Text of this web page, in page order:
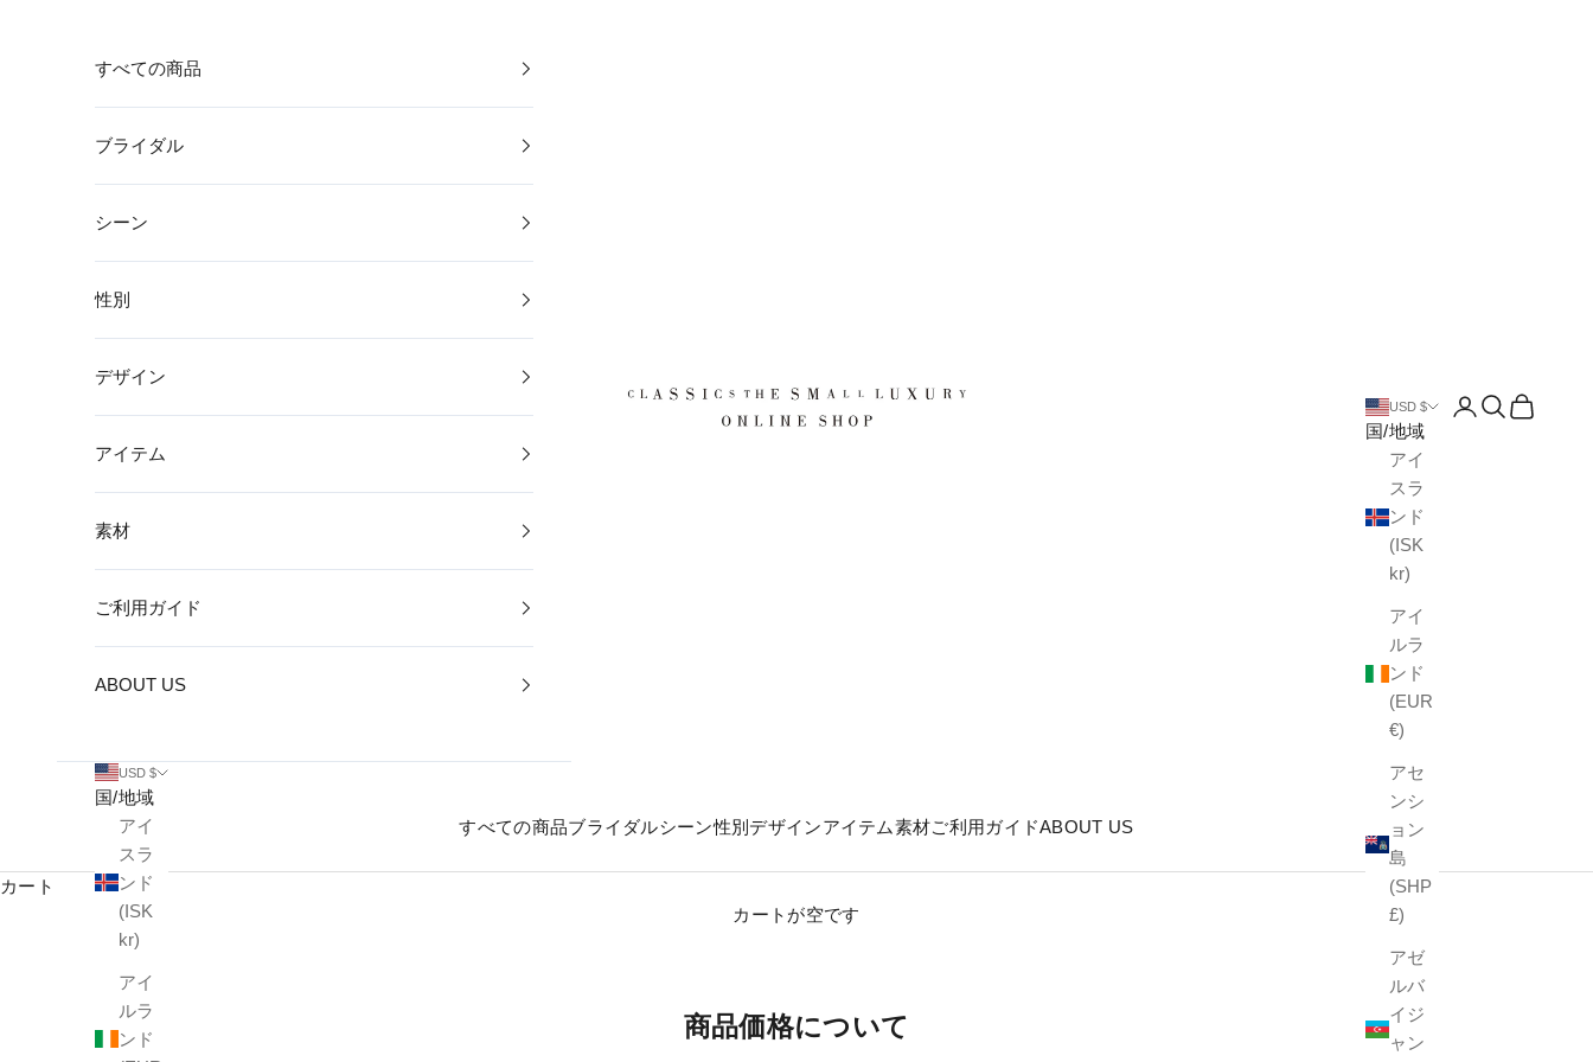
CLASSICS the Small Luxury
すべての商品ブライダルシーン性別 デザインアイテム素材ご利用ガイドABOUT US
USD $
国/地域
アイ
スラ
ンド
(ISK
kr)
アイ
ルラ
ンド
(EUR
€)
アセ
ンシ
ョン
島
(SHP
£)
アゼ
ルバ
イジ
ャン
アカウントペー
検索を開く
カートを
すべての商品
ブライダル
シーン
性別
デザイン
アイテム
素材
ご利用ガイド
ABOUT US
USD $
国/地域
アイ
スラ
ンド
(ISK
kr)
アイ
ルラ
ンド
カート
カートが空です
商品価格について